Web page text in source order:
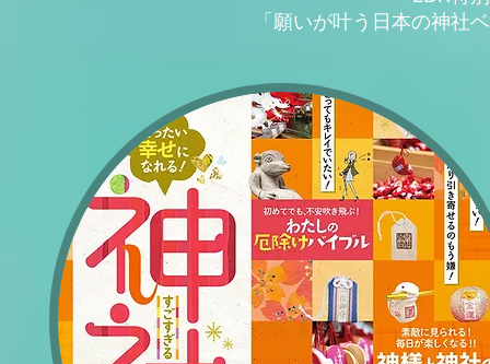
「願いが叶う日本の神社